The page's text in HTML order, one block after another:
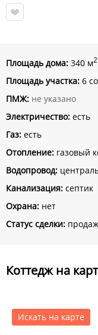
Площадь дома: 340 м2
Площадь участка: 6
ПМЖ: не указано
Электричество: есть
Газ: есть
Отопление: газовый
Водопровод:
Канализация: септик
Охрана: нет
Статус сделки:
Коттедж на
Искать на карте